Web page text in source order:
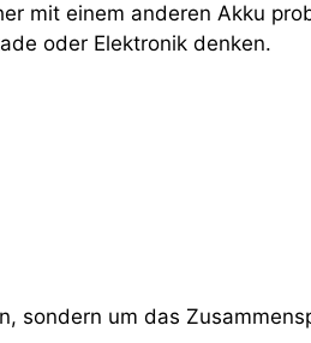
mit einem anderen Akku
oder Elektronik denken.
sondern um das